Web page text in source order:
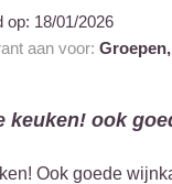
op: 18/01/2026
aan voor: Groepen,
keuken! ook
Ook goede